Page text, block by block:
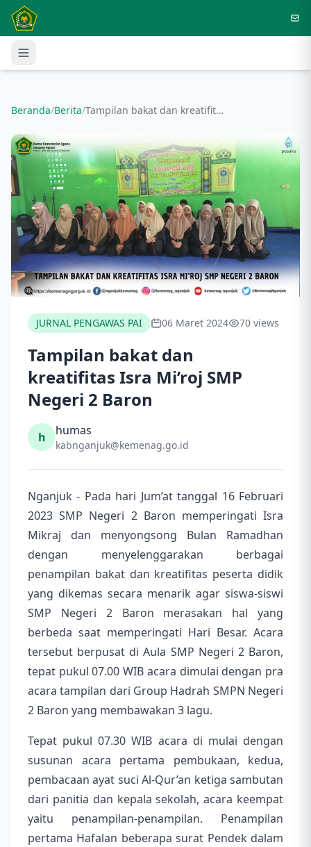
Langsung ke konten utama
Beranda/Berita/ Tampilan bakat dan kreatifitas Isra Mi’roj SMP Negeri 2 Baron
JURNAL PENGAWAS PAI 06 Maret 2024 70 views
Tampilan bakat dan
kreatifitas Isra Mi’roj SMP
Negeri 2 Baron
h humas
kabnganjuk@kemenag.go.id
Nganjuk - Pada hari Jum’at tanggal 16 Februari
2023 SMP Negeri 2 Baron memperingati Isra
Mikraj dan menyongsong Bulan Ramadhan
dengan menyelenggarakan berbagai
penampilan bakat dan kreatifitas peserta didik
yang dikemas secara menarik agar siswa-siswi
SMP Negeri 2 Baron merasakan hal yang
berbeda saat memperingati Hari Besar. Acara
tersebut berpusat di Aula SMP Negeri 2 Baron,
tepat pukul 07.00 WIB acara dimulai dengan pra
acara tampilan dari Group Hadrah SMPN Negeri
2 Baron yang membawakan 3 lagu.
Tepat pukul 07.30 WIB acara di mulai dengan
susunan acara pertama pembukaan, kedua,
pembacaan ayat suci Al-Qur’an ketiga sambutan
dari panitia dan kepala sekolah, acara keempat
yaitu penampilan-penampilan. Penampilan
pertama Hafalan beberapa surat Pendek dalam